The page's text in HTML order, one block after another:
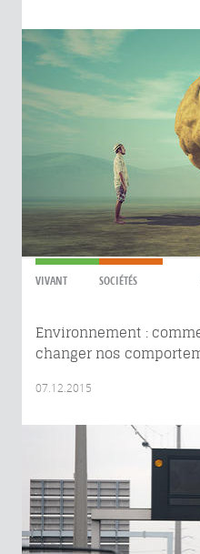
VIVANT SOCIÉTÉS
Environnement :
changer nos
07.12.2015